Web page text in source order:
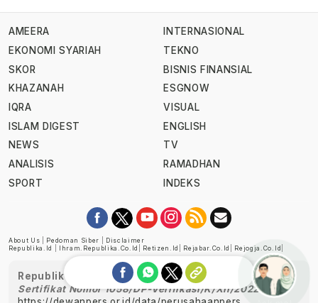
AMEERA
EKONOMI SYARIAH
SKOR
KHAZANAH
IQRA
ISLAM DIGEST
NEWS
ANALISIS
SPORT
INTERNASIONAL
TEKNO
BISNIS FINANSIAL
ESGNOW
VISUAL
ENGLISH
TV
RAMADHAN
INDEKS
About Us Pedoman Siber
Disclaimer
Republika.id
Ihram.republika.co.id Retizen.id Rejabar.co.id Rejogja.co.id
Republika telah diverifikasi oleh Dewan Pers
Sertifikat Nomor 1058/DP-Verifikasi/K/XII/2022